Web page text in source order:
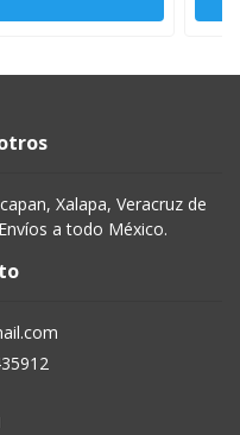
Xalapa, Veracruz de
a todo México.